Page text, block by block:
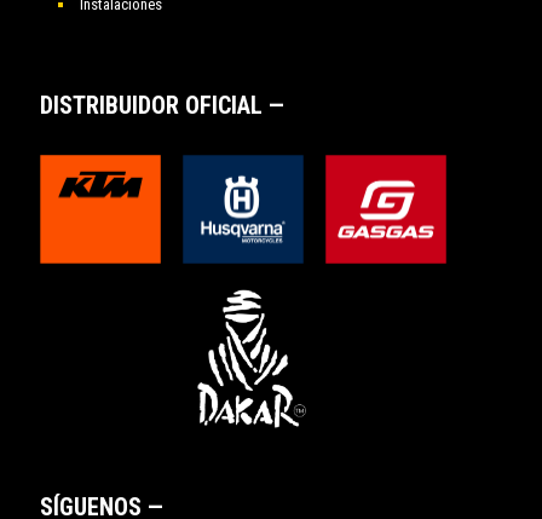
Instalaciones
DISTRIBUIDOR OFICIAL —
SÍGUENOS —